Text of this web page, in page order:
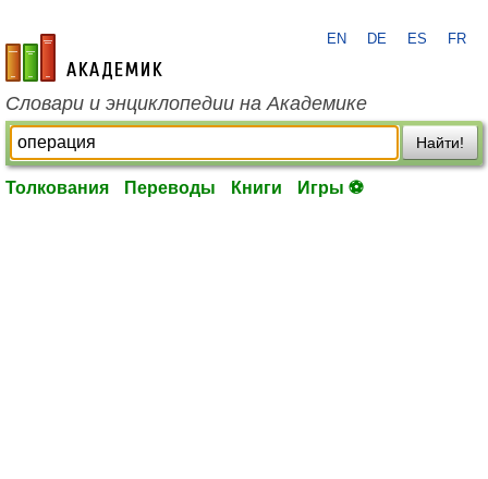
academic.ru
EN DE ES FR
Словари и энциклопедии на Академике
Найти!
Толкования Переводы Книги Игры ⚽